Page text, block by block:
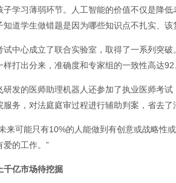
子学习薄弱环节。人工智能的价值不仅是降
道学生做错题是因为哪些知识点不扎实、
中心成立了联合实验室，取得了一系列突
打出分来，准确度和专家组的一致性高达
发的医师助理机器人还参加了执业医师考
务，对法庭庭审过程进行辅助判案，省去了
来可能只有10%的人能做到有创意或战略性
的工作。”
千亿市场待挖掘